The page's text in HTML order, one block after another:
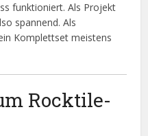
funktioniert. Als Projekt
spannend. Als
Komplettset meistens
Rocktile-